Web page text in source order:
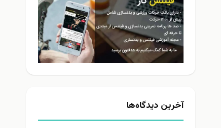
آخرین دیدگاه‌ها